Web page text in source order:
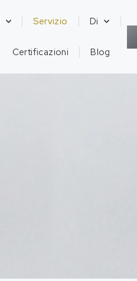
Servizio Di
Certificazioni Blog